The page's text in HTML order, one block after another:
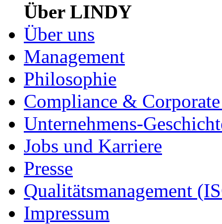
Über LINDY
Über uns
Management
Philosophie
Compliance &
Unternehmens-
Jobs und Karriere
Presse
Qualitätsmanagement
Impressum